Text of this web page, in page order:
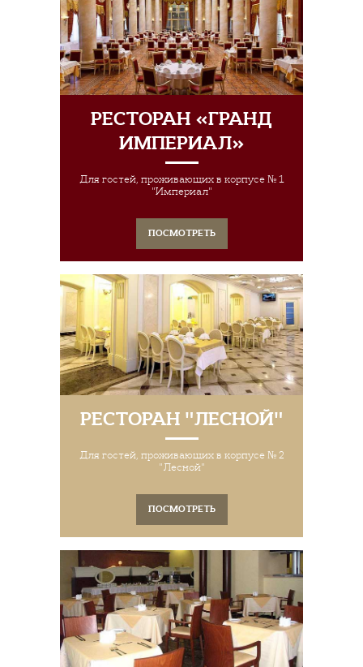
РЕСТОРАН «ГРАНД
ИМПЕРИАЛ»
Для гостей, проживающих в корпусе № 1
"Империал"
ПОСМОТРЕТЬ
РЕСТОРАН "ЛЕСНОЙ"
Для гостей, проживающих в корпусе № 2
"Лесной"
ПОСМОТРЕТЬ